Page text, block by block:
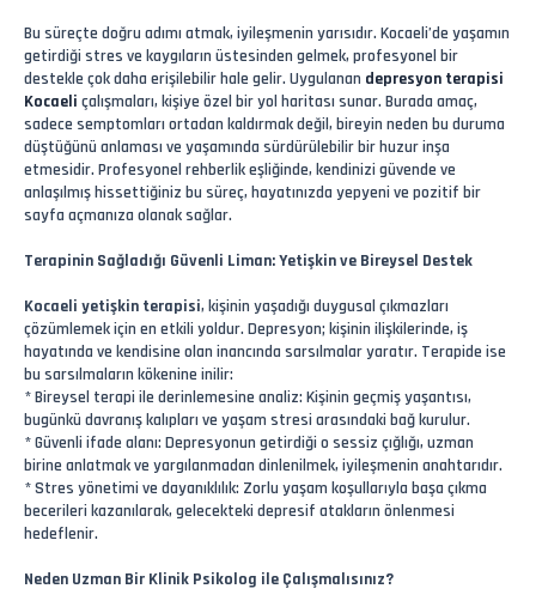
Bu süreçte doğru adımı atmak, iyileşmenin yarısıdır. Kocaeli’de yaşamın
getirdiği stres ve kaygıların üstesinden gelmek, profesyonel bir
destekle çok daha erişilebilir hale gelir. Uygulanan depresyon terapisi
Kocaeli çalışmaları, kişiye özel bir yol haritası sunar. Burada amaç,
sadece semptomları ortadan kaldırmak değil, bireyin neden bu duruma
düştüğünü anlaması ve yaşamında sürdürülebilir bir huzur inşa
etmesidir. Profesyonel rehberlik eşliğinde, kendinizi güvende ve
anlaşılmış hissettiğiniz bu süreç, hayatınızda yepyeni ve pozitif bir
sayfa açmanıza olanak sağlar.
Terapinin Sağladığı Güvenli Liman: Yetişkin ve Bireysel Destek
Kocaeli yetişkin terapisi, kişinin yaşadığı duygusal çıkmazları
çözümlemek için en etkili yoldur. Depresyon; kişinin ilişkilerinde, iş
hayatında ve kendisine olan inancında sarsılmalar yaratır. Terapide ise
bu sarsılmaların kökenine inilir:
* Bireysel terapi ile derinlemesine analiz: Kişinin geçmiş yaşantısı,
bugünkü davranış kalıpları ve yaşam stresi arasındaki bağ kurulur.
* Güvenli ifade alanı: Depresyonun getirdiği o sessiz çığlığı, uzman
birine anlatmak ve yargılanmadan dinlenilmek, iyileşmenin anahtarıdır.
* Stres yönetimi ve dayanıklılık: Zorlu yaşam koşullarıyla başa çıkma
becerileri kazanılarak, gelecekteki depresif atakların önlenmesi
hedeflenir.
Neden Uzman Bir Klinik Psikolog ile Çalışmalısınız?